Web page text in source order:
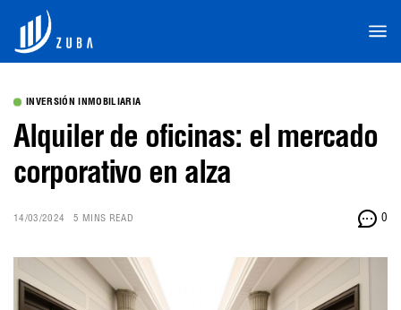
INVERSIÓN INMOBILIARIA
Alquiler de oficinas: el mercado
corporativo en alza
14/03/2024 5 MINS READ 0